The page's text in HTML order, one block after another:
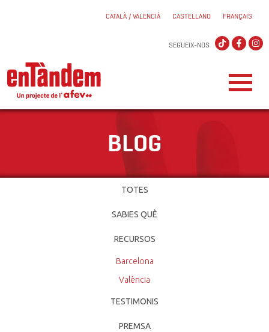
CATALÀ / VALENCIÀ CASTELLANO FRANÇAIS
SEGUEIX-NOS
BLOG
TOTES
SABIES QUÈ
RECURSOS
Barcelona
València
TESTIMONIS
PREMSA